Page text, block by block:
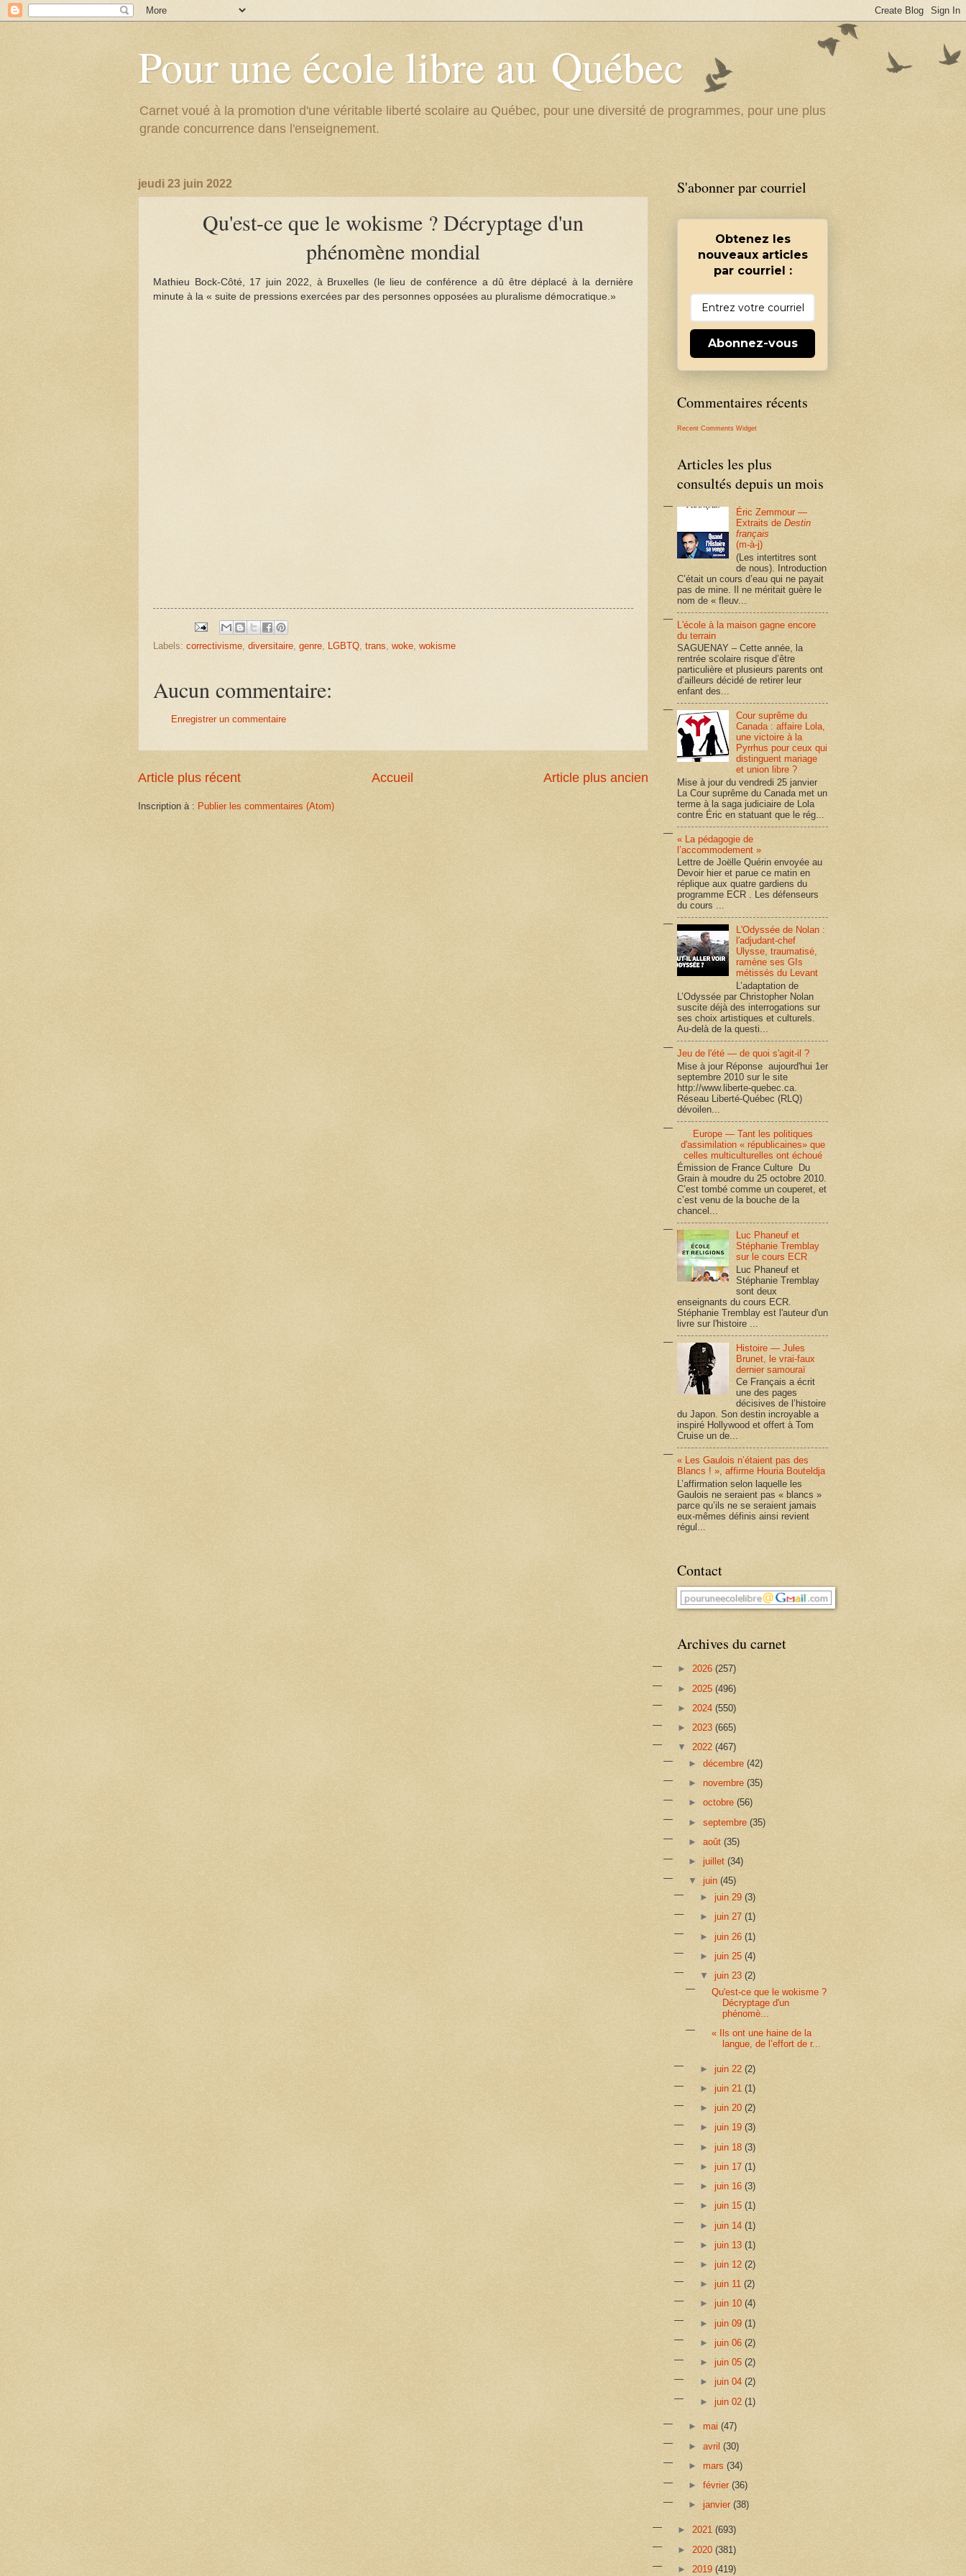
Pour une école libre au Québec
Carnet voué à la promotion d'une véritable liberté scolaire au Québec, pour une diversité de programmes, pour une plus
grande concurrence dans l'enseignement.
jeudi 23 juin 2022
Qu'est-ce que le wokisme ? Décryptage d'un
phénomène mondial
Mathieu Bock-Côté, 17 juin 2022, à Bruxelles (le lieu de conférence a dû être déplacé à la dernière
minute à la « suite de pressions exercées par des personnes opposées au pluralisme démocratique.»
Labels: correctivisme diversitaire genre LGBTQ trans woke wokisme
Aucun commentaire:
Enregistrer un commentaire
Article plus récent Article plus ancien
Accueil
Inscription à : Publier les commentaires (Atom)
S'abonner par courriel
Obtenez les
nouveaux articles
par courriel :
Abonnez-vous
Commentaires récents
Recent Comments Widget
Articles les plus
consultés depuis un mois
Éric Zemmour —
Extraits deDestin
français
(m-à-j)
(Les intertitres sont
de nous). Introduction
C’était un cours d’eau qui ne payait
pas de mine. Il ne méritait guère le
nom de « fleuv...
L'école à la maison gagne encore
du terrain
SAGUENAY – Cette année, la
rentrée scolaire risque d’être
particulière et plusieurs parents ont
d’ailleurs décidé de retirer leur
enfant des...
Cour suprême du
Canada : affaire Lola,
une victoire à la
Pyrrhus pour ceux qui
distinguent mariage
et union libre ?
Mise à jour du vendredi 25 janvier
La Cour suprême du Canada met un
terme à la saga judiciaire de Lola
contre Éric en statuant que le rég...
« La pédagogie de
l’accommodement »
Lettre de Joëlle Quérin envoyée au
Devoir hier et parue ce matin en
réplique aux quatre gardiens du
programme ECR . Les défenseurs
du cours ...
L'Odyssée de Nolan :
l'adjudant-chef
Ulysse, traumatisé,
ramène ses GIs
métissés du Levant
L’adaptation de
L’Odyssée par Christopher Nolan
suscite déjà des interrogations sur
ses choix artistiques et culturels.
Au-delà de la questi...
Jeu de l'été — de quoi s'agit-il ?
Mise à jour Réponse aujourd'hui 1er
septembre 2010 sur le site
http://www.liberte-quebec.ca.
Réseau Liberté-Québec (RLQ)
dévoilen...
Europe — Tant les politiques
d'assimilation « républicaines» que
celles multiculturelles ont échoué
Émission de France Culture Du
Grain à moudre du 25 octobre 2010.
C’est tombé comme un couperet, et
c’est venu de la bouche de la
chancel...
Luc Phaneuf et
Stéphanie Tremblay
sur le cours ECR
Luc Phaneuf et
Stéphanie Tremblay
sont deux
enseignants du cours ECR.
Stéphanie Tremblay est l'auteur d'un
livre sur l'histoire ...
Histoire — Jules
Brunet, le vrai-faux
dernier samouraï
Ce Français a écrit
une des pages
décisives de l’histoire
du Japon. Son destin incroyable a
inspiré Hollywood et offert à Tom
Cruise un de...
« Les Gaulois n’étaient pas des
Blancs ! », affirme Houria Bouteldja
L’affirmation selon laquelle les
Gaulois ne seraient pas « blancs »
parce qu’ils ne se seraient jamais
eux-mêmes définis ainsi revient
régul...
Contact
Archives du carnet
► 2026 (257)
► 2025 (496)
► 2024 (550)
► 2023 (665)
▼ 2022 (467)
►décembre(42)
►novembre(35)
►octobre(56)
►septembre(35)
►août(35)
► juillet(34)
▼juin(45)
► juin 29 (3)
► juin 27 (1)
► juin 26 (1)
► juin 25 (4)
▼ juin 23 (2)
Qu'est-ce que le wokisme ?
Décryptage d'un
phénomè...
« Ils ont une haine de la
langue, de l’effort de r...
► juin 22 (2)
► juin 21 (1)
► juin 20 (2)
► juin 19 (3)
► juin 18 (3)
► juin 17 (1)
► juin 16 (3)
► juin 15 (1)
► juin 14 (1)
► juin 13 (1)
► juin 12 (2)
► juin 11 (2)
► juin 10 (4)
► juin 09 (1)
► juin 06 (2)
► juin 05 (2)
► juin 04 (2)
► juin 02 (1)
►mai(47)
►avril(30)
►mars(34)
►février(36)
►janvier(38)
► 2021 (693)
► 2020 (381)
► 2019 (419)